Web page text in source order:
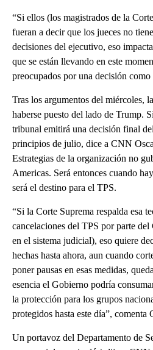
“Si ellos (los magistrados de la
fueran a decir que los jueces no
decisiones del ejecutivo, eso
que se están llevando en este
preocupados por una decisión como
Tras los argumentos del miércoles,
haberse puesto del lado de Trump.
tribunal emitirá una decisión final
principios de julio, dice a CNN
Estrategias de la organización no
Americas. Será entonces cuando
será el destino para el TPS.
“Si la Corte Suprema respalda esa
cancelaciones del TPS por parte
en el sistema judicial), eso quiere
hechas hasta ahora, aun cuando
poner pausas en esas medidas,
esencia el Gobierno podría
la protección para los grupos
protegidos hasta este día”, comenta
Un portavoz del Departamento de